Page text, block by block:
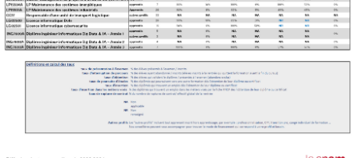
Infos entreprises
Former ses salariés
Accueillir un alternant ?
Taxe d'apprentissage